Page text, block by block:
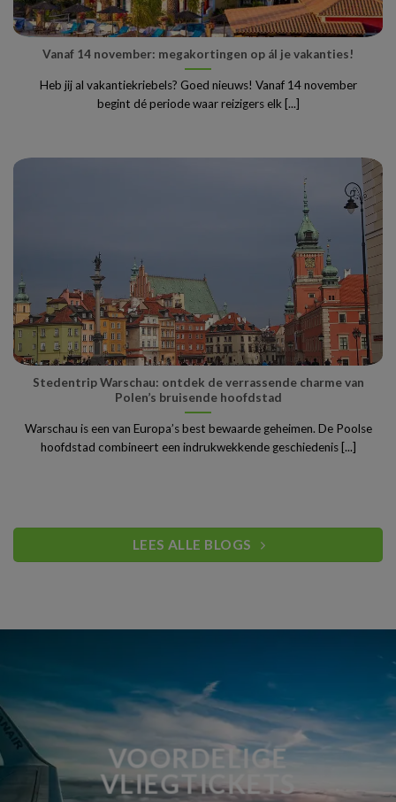
Vanaf 14 november: megakortingen op ál je vakanties!
Heb jij al vakantiekriebels? Goed nieuws! Vanaf 14 november
begint dé periode waar reizigers elk [...]
Stedentrip Warschau: ontdek de verrassende charme van
Polen’s bruisende hoofdstad
Warschau is een van Europa’s best bewaarde geheimen. De Poolse
hoofdstad combineert een indrukwekkende geschiedenis [...]
LEES ALLE BLOGS
VOORDELIGE
VLIEGTICKETS